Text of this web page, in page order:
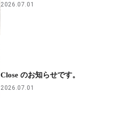
2026.07.01
Close のお知らせです。
2026.07.01